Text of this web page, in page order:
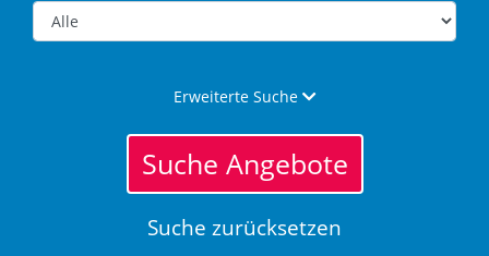
Erweiterte Suche
Suche Angebote
Suche zurücksetzen